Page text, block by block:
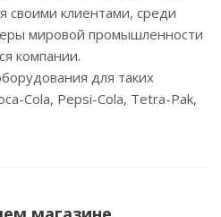
своими клиентами, среди
мировой промышленности
компании.
для таких
Cola, Pepsi-Cola, Tetra-Pak,